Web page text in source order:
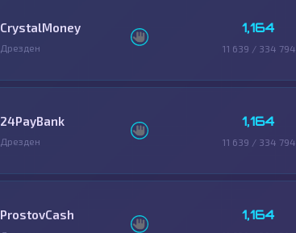
CrystalMoney
Дрезден
1,164
11 639 / 334 794
24PayBank
Дрезден
1,164
11 639 / 334 794
ProstovCash 1,164